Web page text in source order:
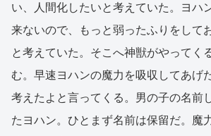
い、人間化したいと考えていた。ヨハ
来ないので、もっと弱ったふりをして
と考えていた。そこへ神獣がやってく
む。早速ヨハンの魔力を吸収してあげ
考えたよと言ってくる。男の子の名前
たヨハン。ひとまず名前は保留だ。魔